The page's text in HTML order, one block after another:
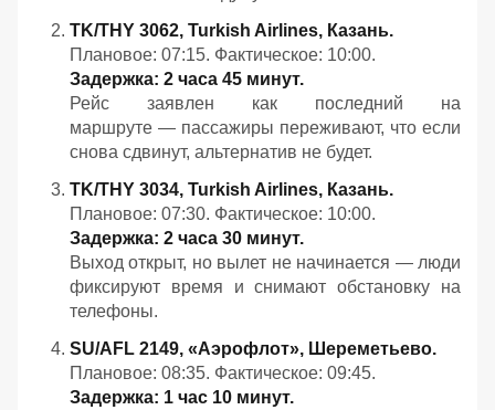
TK/THY 3062, Turkish Airlines, Казань.
Плановое: 07:15. Фактическое: 10:00.
Задержка: 2 часа 45 минут.
Рейс заявлен как последний на
маршруте — пассажиры переживают, что если
снова сдвинут, альтернатив не будет.
TK/THY 3034, Turkish Airlines, Казань.
Плановое: 07:30. Фактическое: 10:00.
Задержка: 2 часа 30 минут.
Выход открыт, но вылет не начинается — люди
фиксируют время и снимают обстановку на
телефоны.
SU/AFL 2149, «Аэрофлот», Шереметьево.
Плановое: 08:35. Фактическое: 09:45.
Задержка: 1 час 10 минут.